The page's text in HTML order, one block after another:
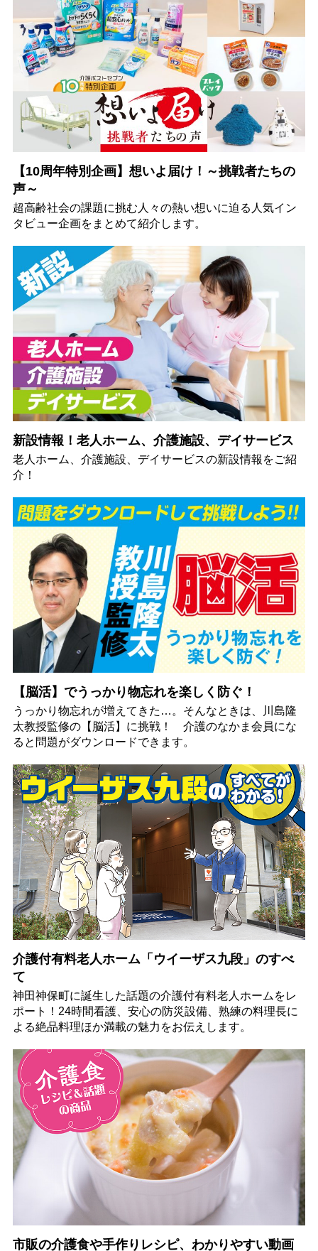
【10周年特別企画】想いよ届け！～挑戦者たちの
声～
超高齢社会の課題に挑む人々の熱い想いに迫る人気イン
タビュー企画をまとめて紹介します。
新設情報！老人ホーム、介護施設、デイサービス
老人ホーム、介護施設、デイサービスの新設情報をご紹
介！
【脳活】でうっかり物忘れを楽しく防ぐ！
うっかり物忘れが増えてきた…。そんなときは、川島隆
太教授監修の【脳活】に挑戦！ 介護のなかま会員にな
ると問題がダウンロードできます。
介護付有料老人ホーム「ウイーザス九段」のすべ
て
神田神保町に誕生した話題の介護付有料老人ホームをレ
ポート！24時間看護、安心の防災設備、熟練の料理長に
よる絶品料理ほか満載の魅力をお伝えします。
市販の介護食や手作りレシピ、わかりやすい動画